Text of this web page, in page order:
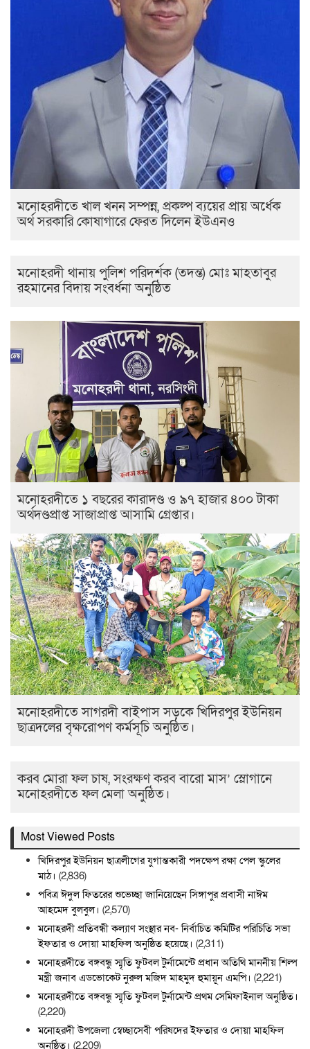
মনোহরদীতে খাল খনন সম্পন্ন, প্রকল্প ব্যয়ের প্রায় অর্ধেক
অর্থ সরকারি কোষাগারে ফেরত দিলেন ইউএনও
মনোহরদী থানায় পুলিশ পরিদর্শক (তদন্ত) মোঃ মাহতাবুর
রহমানের বিদায় সংবর্ধনা অনুষ্ঠিত
মনোহরদীতে ১ বছরের কারাদণ্ড ও ৯৭ হাজার ৪০০ টাকা
অর্থদণ্ডপ্রাপ্ত সাজাপ্রাপ্ত আসামি গ্রেপ্তার।
মনোহরদীতে সাগরদী বাইপাস সড়কে খিদিরপুর ইউনিয়ন
ছাত্রদলের বৃক্ষরোপণ কর্মসূচি অনুষ্ঠিত।
করব মোরা ফল চাষ, সংরক্ষণ করব বারো মাস’ স্লোগানে
মনোহরদীতে ফল মেলা অনুষ্ঠিত।
Most Viewed Posts
খিদিরপুর ইউনিয়ন ছাত্রলীগের যুগান্তকারী পদক্ষেপ রক্ষা পেল স্কুলের
মাঠ। (2,836)
পবিত্র ঈদুল ফিতরের শুভেচ্ছা জানিয়েছেন সিঙ্গাপুর প্রবাসী নাঈম
আহমেদ বুলবুল। (2,570)
মনোহরদী প্রতিবন্ধী কল্যাণ সংস্থার নব- নির্বাচিত কমিটির পরিচিতি সভা
ইফতার ও দোয়া মাহফিল অনুষ্ঠিত হয়েছে। (2,311)
মনোহরদীতে বঙ্গবন্ধু স্মৃতি ফুটবল টুর্নামেন্টে প্রধান অতিথি মাননীয় শিল্প
মন্ত্রী জনাব এডভোকেট নুরুল মজিদ মাহমুদ হুমায়ূন এমপি। (2,221)
মনোহরদীতে বঙ্গবন্ধু স্মৃতি ফুটবল টুর্নামেন্ট প্রথম সেমিফাইনাল অনুষ্ঠিত।
(2,220)
মনোহরদী উপজেলা স্বেচ্ছাসেবী পরিষদের ইফতার ও দোয়া মাহফিল
অনুষ্ঠিত। (2,209)